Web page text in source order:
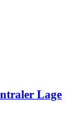
Lage